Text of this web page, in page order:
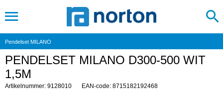
Pendelset MILANO
PENDELSET MILANO D300-500 WIT
1,5M
Artikelnummer: 9128010 EAN-code: 8715182192468